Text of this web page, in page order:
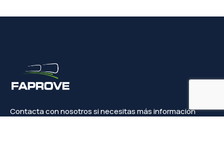
Contacta con nosotros si necesitas más información